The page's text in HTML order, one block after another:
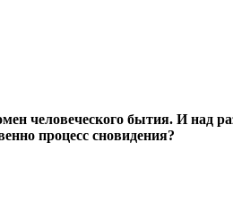
человеческого бытия. И над
процесс сновидения?